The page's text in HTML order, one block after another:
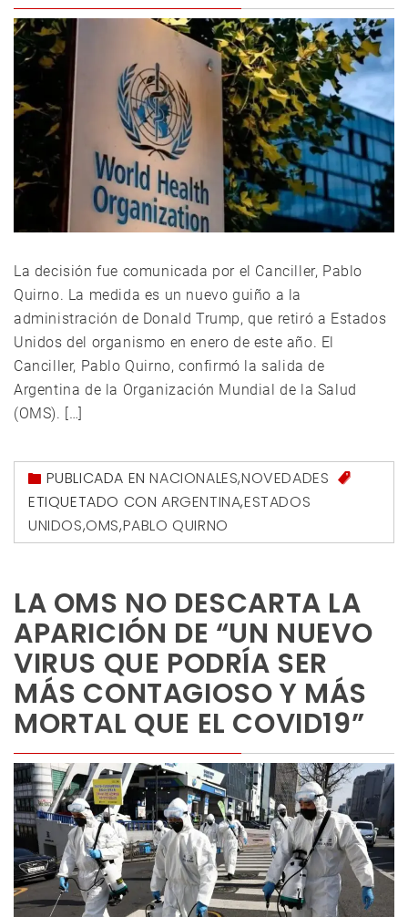
La decisión fue comunicada por el Canciller, Pablo
Quirno. La medida es un nuevo guiño a la
administración de Donald Trump, que retiró a Estados
Unidos del organismo en enero de este año. El
Canciller, Pablo Quirno, confirmó la salida de
Argentina de la Organización Mundial de la Salud
(OMS). […]
PUBLICADA ENNACIONALES,NOVEDADES
ETIQUETADO CON ARGENTINA,ESTADOS
UNIDOS,OMS,PABLO QUIRNO
LA OMS NO DESCARTA LA
APARICIÓN DE “UN NUEVO
VIRUS QUE PODRÍA SER
MÁS CONTAGIOSO Y MÁS
MORTAL QUE EL COVID19”